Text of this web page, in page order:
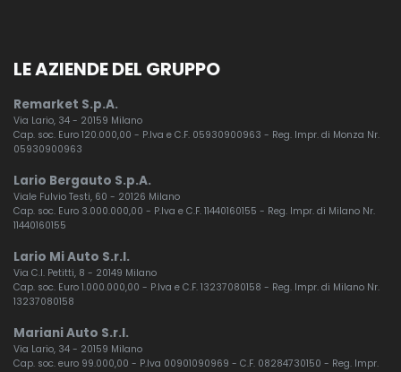
LE AZIENDE DEL GRUPPO
Remarket S.p.A.
Via Lario, 34 - 20159 Milano
Cap. soc. Euro 120.000,00 - P.Iva e C.F. 05930900963 - Reg. Impr. di Monza Nr.
05930900963
Lario Bergauto S.p.A.
Viale Fulvio Testi, 60 - 20126 Milano
Cap. soc. Euro 3.000.000,00 - P.Iva e C.F. 11440160155 - Reg. Impr. di Milano Nr.
11440160155
Lario Mi Auto S.r.l.
Via C.I. Petitti, 8 - 20149 Milano
Cap. soc. Euro 1.000.000,00 - P.Iva e C.F. 13237080158 - Reg. Impr. di Milano Nr.
13237080158
Mariani Auto S.r.l.
Via Lario, 34 - 20159 Milano
Cap. soc. euro 99.000,00 - P.Iva 00901090969 - C.F. 08284730150 - Reg. Impr.